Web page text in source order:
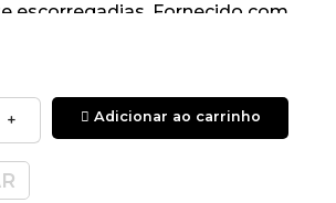
escorregadias. Fornecido com
e inglês com a indicação
+ Adicionar ao carrinho